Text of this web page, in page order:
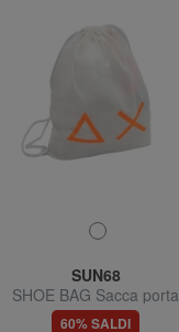
SUN68
SHOE BAG Sacca porta
scarpe
60% SALDI